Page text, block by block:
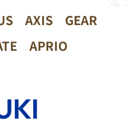
AXIS
GEAR
APRIO